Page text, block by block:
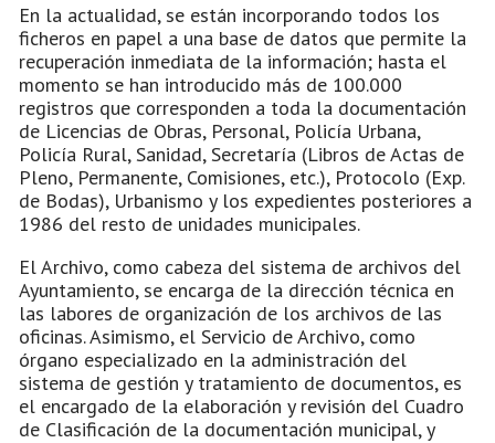
En la actualidad, se están incorporando todos los
ficheros en papel a una base de datos que permite la
recuperación inmediata de la información; hasta el
momento se han introducido más de 100.000
registros que corresponden a toda la documentación
de Licencias de Obras, Personal, Policía Urbana,
Policía Rural, Sanidad, Secretaría (Libros de Actas de
Pleno, Permanente, Comisiones, etc.), Protocolo (Exp.
de Bodas), Urbanismo y los expedientes posteriores a
1986 del resto de unidades municipales.
El Archivo, como cabeza del sistema de archivos del
Ayuntamiento, se encarga de la dirección técnica en
las labores de organización de los archivos de las
oficinas. Asimismo, el Servicio de Archivo, como
órgano especializado en la administración del
sistema de gestión y tratamiento de documentos, es
el encargado de la elaboración y revisión del Cuadro
de Clasificación de la documentación municipal, y